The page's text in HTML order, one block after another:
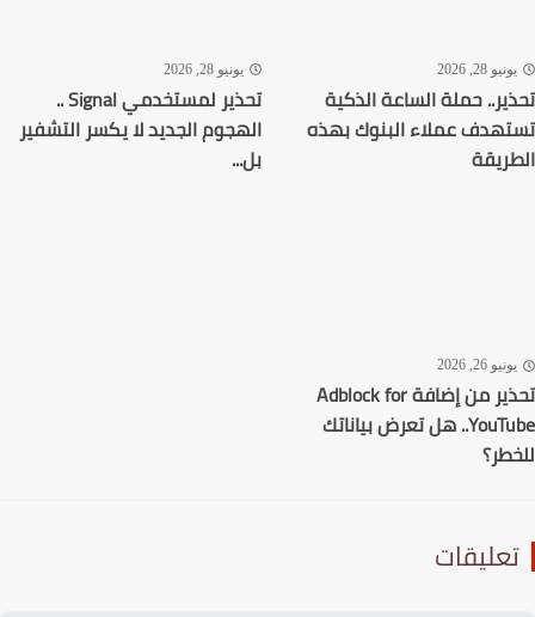
28, 2026
حملة الساعة الذكية
عملاء البنوك بهذه
يونيو 28, 2026
تحذير لمستخدمي Signal ..
الهجوم الجديد لا يكسر التشفير
بل...
26, 2026
تحذير من إضافة Adblock for
YouTube.. هل تعرض بياناتك